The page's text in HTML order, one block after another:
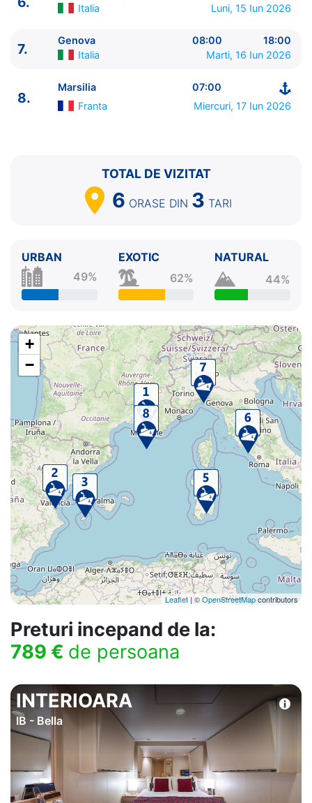
----------------------------------------
Valencia Spania
10:00 - 20:00
3.
Spania
5.
Cagliari, Sardinia
08:00 - 17:00
6.
Civitavecchia, Roma
08:00 - 19:00
Italia
Luni, 15 Iun 2026
7.
Genova 08:00
18:00
Italia
Marti, 16 Iun 2026
8.
Marsilia
07:00
Franta
Miercuri, 17 Iun 2026
TOTAL DE VIZITAT
6 ORASE DIN 3 TARI
URBAN
49%
EXOTIC
62%
NATURAL
44%
+
−
Leaflet | ©OpenStreetMapcontributors
Preturi incepand de la:
789 € de persoana
INTERIOARA
IB - Bella